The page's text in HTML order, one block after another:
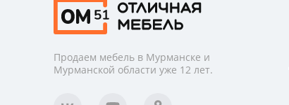
Продаем мебель в Мурманске и
Мурманской области уже 12 лет.